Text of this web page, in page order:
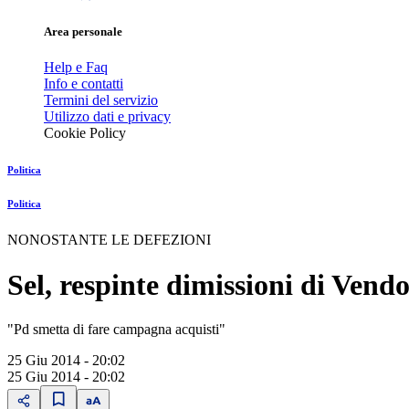
Area personale
Help e Faq
Info e contatti
Termini del servizio
Utilizzo dati e privacy
Cookie Policy
Politica
Politica
NONOSTANTE LE DEFEZIONI
Sel, respinte dimissioni di
"Pd smetta di fare campagna acquisti"
25 Giu 2014 - 20:02
25 Giu 2014 - 20:02